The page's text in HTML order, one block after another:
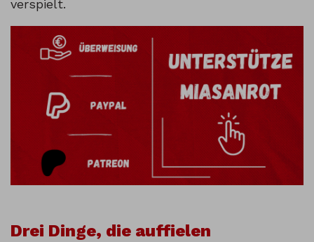
verspielt.
Drei Dinge, die auffielen